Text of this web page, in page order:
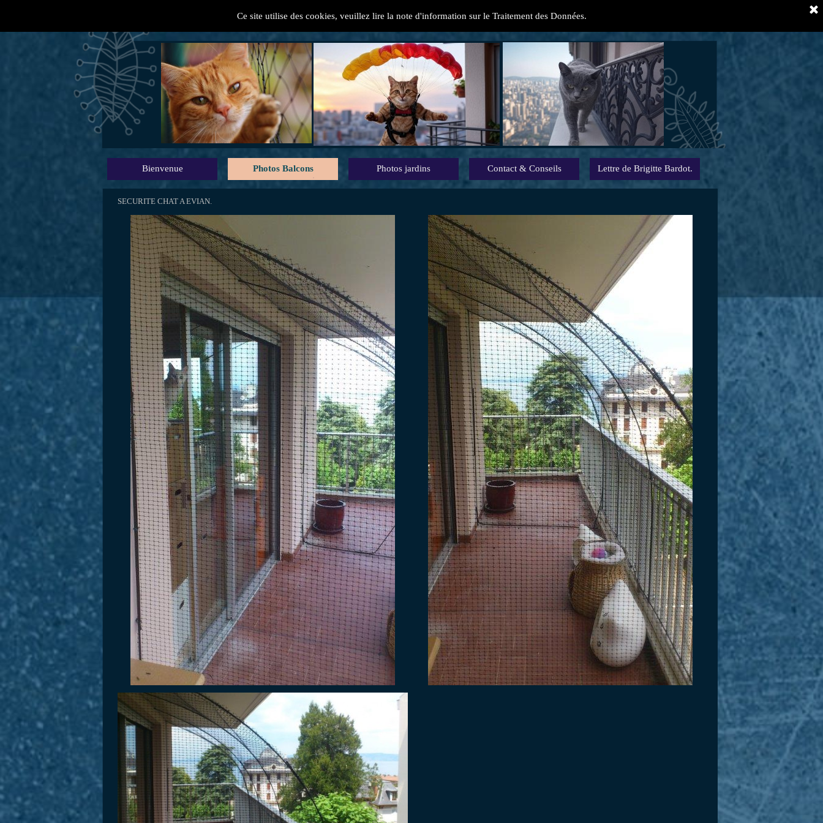
Ce site utilise des cookies, veuillez lire la note d'information sur le Traitement des Données.
Bienvenue Photos Balcons Photos jardins Contact & Conseils Lettre de Brigitte Bardot.
" Mes conseils pratiques pour protéger vos chats  des chutes et fugues "
SECURITE CHAT A EVIAN.